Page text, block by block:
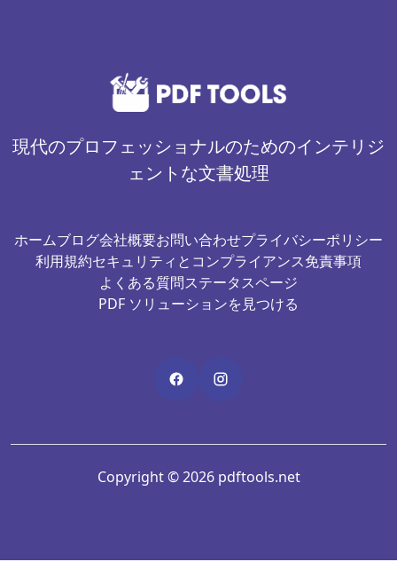
現代のプロフェッショナルのためのインテリジ
ェントな文書処理
ホームブログ会社概要お問い合わせプライバシーポリシー
利用規約セキュリティとコンプライアンス免責事項
よくある質問ステータスページ
PDF ソリューションを見つける
Copyright © 2026 pdftools.net